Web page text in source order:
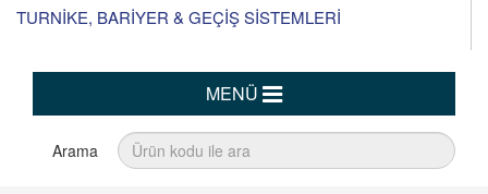
TURNİKE, BARİYER & GEÇİŞ SİSTEMLERİ
MENÜ
Arama